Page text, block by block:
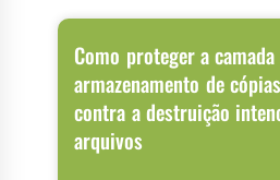
Como proteger a
armazenamento de
contra a destruição
arquivos